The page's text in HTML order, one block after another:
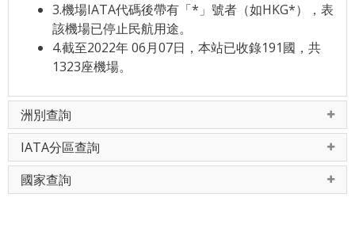
3.機場IATA代碼後帶有「*」號者（如HKG*），表
該機場已停止民航用途。
4.截至2022年 06月07日，本站已收錄191國，共
1323座機場。
洲別查詢
IATA分區查詢
國家查詢